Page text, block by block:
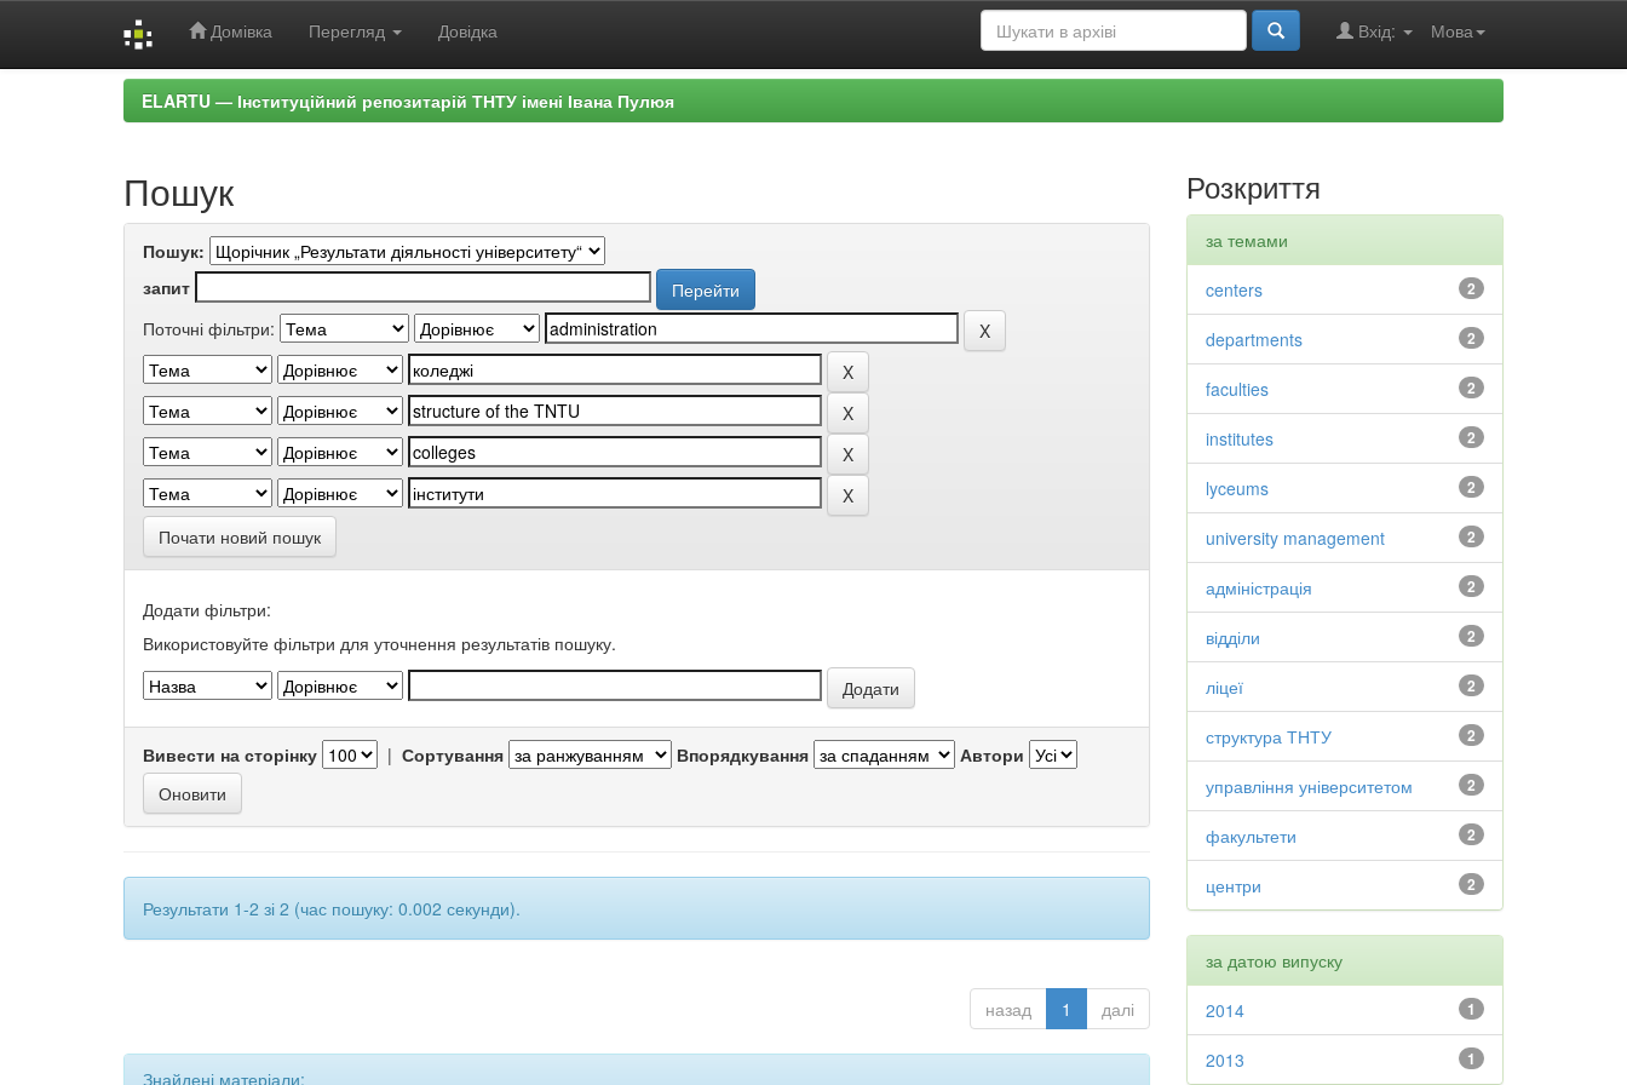
Домівка Перегляд Довідка Мова
Вхід:
ELARTU — Інституційний репозитарій ТНТУ імені Івана Пулюя
Пошук
Пошук:
запит
Поточні фільтри:
Почати новий пошук
Додати фільтри:
Використовуйте фільтри для уточнення результатів пошуку.
Вивести на сторінку | Сортування Впорядкування Автори
Результати 1-2 зі 2 (час пошуку: 0.002 секунди).
назад 1 далі
Знайдені матеріали:
Розкриття
за темами
2
centers
2
departments
2
faculties
2
institutes
2
lyceums
2
university management
2
адміністрація
2
відділи
2
ліцеї
2
структура ТНТУ
2
управління університетом
2
факультети
2
центри
за датою випуску
1
2014
1
2013